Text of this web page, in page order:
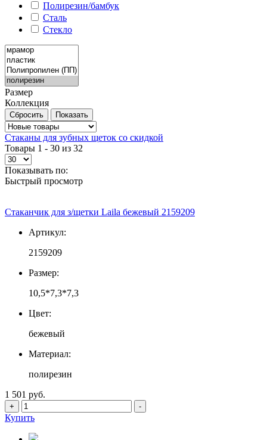
Полирезин/бамбук
Сталь
Стекло
Размер
Коллекция
Стаканы для зубных щеток со скидкой
Товары 1 - 30 из 32
Показывать по:
Быстрый просмотр
Стаканчик для з/щетки Laila бежевый 2159209
Артикул:
2159209
Размер:
10,5*7,3*7,3
Цвет:
бежевый
Материал:
полирезин
1 501 руб.
+ -
Купить